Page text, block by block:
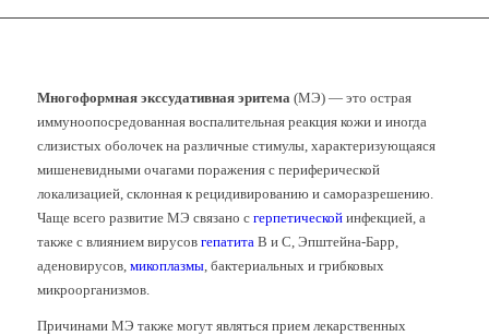
Многоформная экссудативная эритема(МЭ) — это острая
иммуноопосредованная воспалительная реакция кожи и иногда
слизистых оболочек на различные стимулы, характеризующаяся
мишеневидными очагами поражения с периферической
локализацией, склонная к рецидивированию и саморазрешению.
Чаще всего развитие МЭ связано с герпетическойинфекцией, а
также с влиянием вирусов гепатитаВ и С, Эпштейна-Барр,
аденовирусов, микоплазмы, бактериальных и грибковых
микроорганизмов.
Причинами МЭ также могут являться прием лекарственных